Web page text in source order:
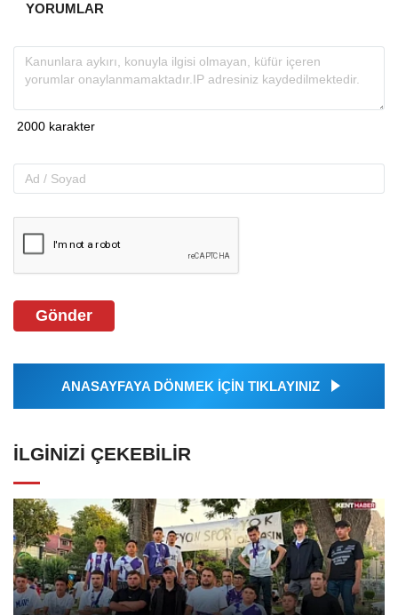
YORUMLAR
Gönder
ANASAYFAYA DÖNMEK İÇİN TIKLAYINIZ
İLGINIZI ÇEKEBILIR